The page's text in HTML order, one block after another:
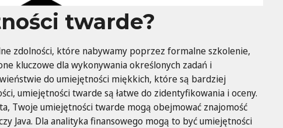
twarde?
zdolności, które nabywamy poprzez formalne szkolenie,
kluczowe dla wykonywania określonych zadań i
do umiejętności miękkich, które są bardziej
umiejętności twarde są łatwe do zidentyfikowania i oceny.
Twoje umiejętności twarde mogą obejmować znajomość
Java. Dla analityka finansowego mogą to być umiejętności